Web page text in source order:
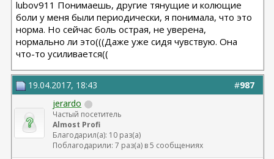
lubov911 Понимаешь, другие тянущие и колющие
боли у меня были периодически, я понимала, что это
норма. Но сейчас боль острая, не уверена,
нормально ли это(((Даже уже сидя чувствую. Она
что-то усиливается((
#987
19.04.2017, 18:43
jerardo
Частый посетитель
Almost Profi
Благодарил(а): 10 раз(а)
Поблагодарили: 7 раз(а) в 5 сообщениях